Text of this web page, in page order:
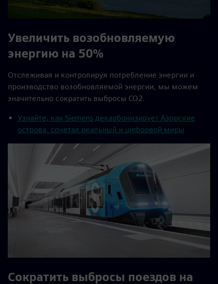
Увеличить возобновляемую
энергию на 50%
Отслеживая и контролируя потребление энергии и
производство возобновляемой энергии, мы можем
значительно сократить выбросы CO2.
Узнайте, как Siemens декарбонизирует Азорские
острова, сочетая реальный и цифровой миры
Сократить выбросы поездов на